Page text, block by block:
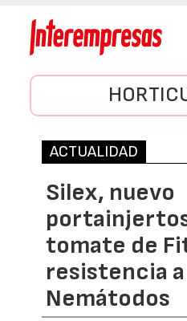
ACTUALIDAD
Silex, nuevo
tomate de
resistencia a
Nemátodos